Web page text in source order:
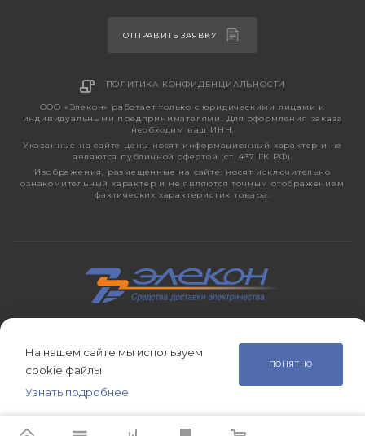
ОТПРАВИТЬ ЗАЯВКУ
ПОЛИТИКА КОНФИДЕНЦИАЛЬНОСТИ
ООО «Элекон» работает только с юридическими лицами и
индивидуальными предпринимателями. Для оформления заказа
необходим ваш ИНН.
Указанные на сайте цены носят информационный характер и не
являются публичной офертой (ст. 437 ГК РФ).
Изображения, размещенные на сайте, носят исключительно
ознакомительный характер и не являются точным отображением
фактических характеристик товара.
электротехническая продукция, светотехника с 1998 года.
На нашем сайте мы используем
cookie файлы
Узнать подробнее
ПОНЯТНО